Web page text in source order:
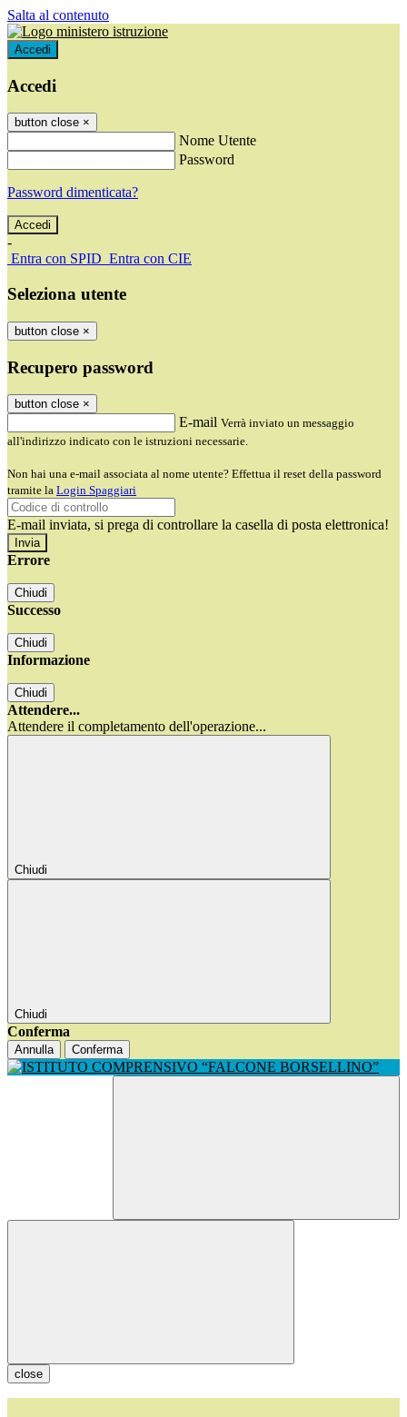
Salta al contenuto
Accedi
Accedi
button close ×
Nome Utente
Password
Password dimenticata?
-
Entra con SPID Entra con CIE
Seleziona utente
button close ×
Recupero password
button close ×
E-mail Verrà inviato un messaggio
all'indirizzo indicato con le istruzioni necessarie.
Non hai una e-mail associata al nome utente? Effettua il reset della password
tramite la Login Spaggiari
E-mail inviata, si prega di controllare la casella di posta elettronica!
Errore
Chiudi
Successo
Chiudi
Informazione
Chiudi
Attendere...
Attendere il completamento dell'operazione...
Chiudi
Chiudi
Conferma
Annulla Conferma
close